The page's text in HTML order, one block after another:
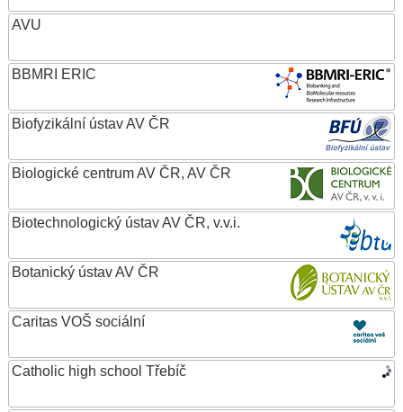
AVU
BBMRI ERIC
Biofyzikální ústav AV ČR
Biologické centrum AV ČR, AV ČR
Biotechnologický ústav AV ČR, v.v.i.
Botanický ústav AV ČR
Caritas VOŠ sociální
Catholic high school Třebíč